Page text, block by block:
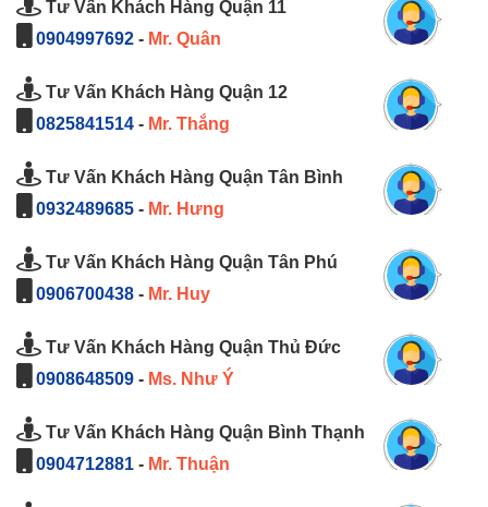
Tư Vấn Khách Hàng Quận 11
0904997692 - Mr. Quân
Tư Vấn Khách Hàng Quận 12
0825841514 - Mr. Thắng
Tư Vấn Khách Hàng Quận Tân Bình
0932489685 - Mr. Hưng
Tư Vấn Khách Hàng Quận Tân Phú
0906700438 - Mr. Huy
Tư Vấn Khách Hàng Quận Thủ Đức
0908648509 - Ms. Như Ý
Tư Vấn Khách Hàng Quận Bình Thạnh
0904712881 - Mr. Thuận